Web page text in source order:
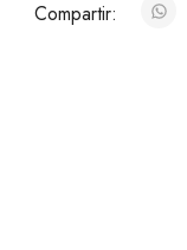
Compartir: